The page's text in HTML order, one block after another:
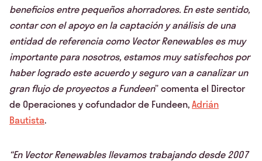
beneficios entre pequeños ahorradores. En este sentido,
contar con el apoyo en la captación y análisis de una
entidad de referencia como Vector Renewables es muy
importante para nosotros, estamos muy satisfechos por
haber logrado este acuerdo y seguro van a canalizar un
gran flujo de proyectos a Fundeen” comenta el Director
de Operaciones y cofundador de Fundeen, Adrián
Bautista.
“En Vector Renewables llevamos trabajando desde 2007